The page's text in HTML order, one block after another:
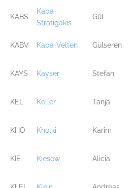
KABS
Kaba-
Stratigakis
Gül
KABV Kaba-Velten Gülseren
KAYS Kayser Stefan
KEL Keller Tanja
KHO Kholki Karim
KIE Kiesow Alicia